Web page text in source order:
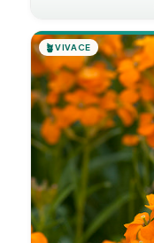
🪴VIVACE